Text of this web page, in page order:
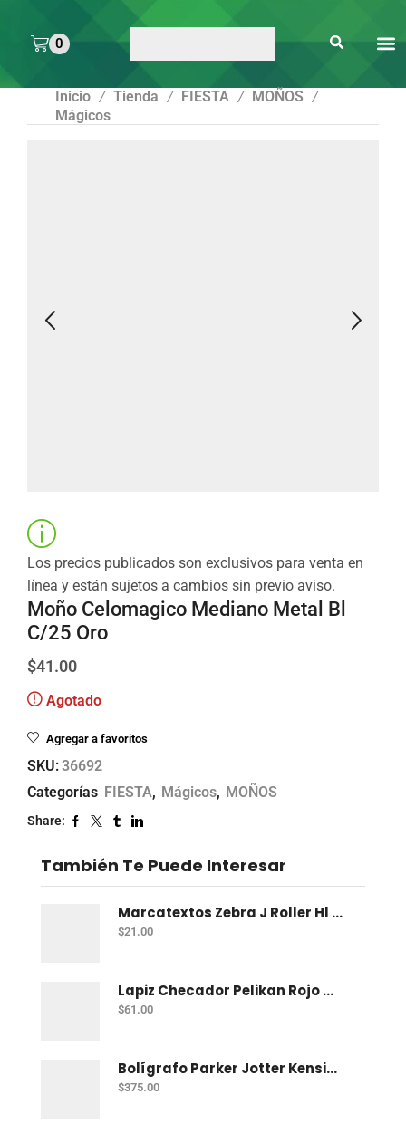
0
Inicio / Tienda / FIESTA / MOÑOS /
Mágicos
Los precios publicados son exclusivos para venta en
línea y están sujetos a cambios sin previo aviso.
Moño Celomagico Mediano Metal Bl
C/25 Oro
$41.00
Agotado
Agregar a favoritos
SKU:36692
Categorías FIESTA, Mágicos, MOÑOS
Share:
También Te Puede Interesar
Marcatextos Zebra J Roller Hl 2 Puntas Rosa
$21.00
Lapiz Checador Pelikan Rojo Carmin C/10
$61.00
Bolígrafo Parker Jotter Kensington Ct Bp
$375.00